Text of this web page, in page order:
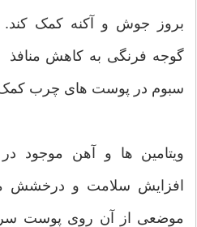
بروز جوش و آکنه کمک
گوجه فرنگی به کاهش
سبوم در پوست های چرب کمک
ویتامین ها و آهن موجود
افزایش سلامت و درخشش
موضعی از آن روی پوست